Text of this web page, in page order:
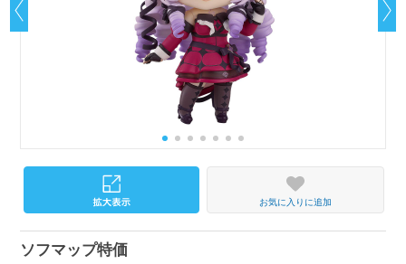
お気に入りに追加
ソフマップ特価